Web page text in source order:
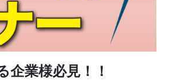
星」宣言
業様必見！！